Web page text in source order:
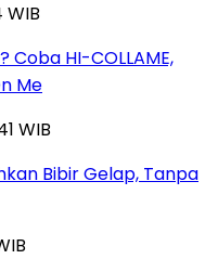
WIB
Coba HI-COLLAME,
Me
WIB
Bibir Gelap, Tanpa